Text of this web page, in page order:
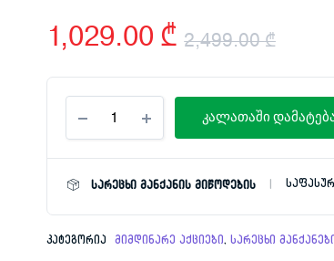
2,499.00₾
was:
1,029.00 ₾
is:
მანქანა
9კგ
CHIGO CWF904G
კალათაში
სარეცხი მანქანის მიწოდების
კატეგორია მიმდინარე აქციები, სარეცხი